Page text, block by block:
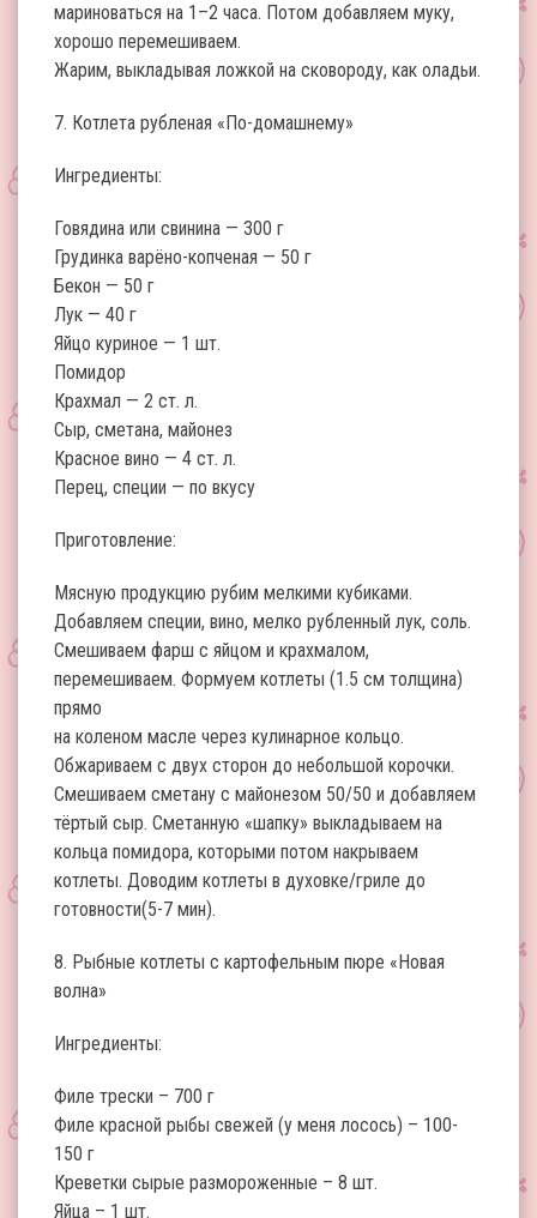
мариноваться на 1–2 часа. Потом добавляем муку,
хорошо перемешиваем.
Жарим, выкладывая ложкой на сковороду, как оладьи.
7. Котлета рубленая «По-домашнему»
Ингредиенты:
Говядина или свинина — 300 г
Грудинка варёно-копченая — 50 г
Бекон — 50 г
Лук — 40 г
Яйцо куриное — 1 шт.
Помидор
Крахмал — 2 ст. л.
Сыр, сметана, майонез
Красное вино — 4 ст. л.
Перец, специи — по вкусу
Приготовление:
Мясную продукцию рубим мелкими кубиками.
Добавляем специи, вино, мелко рубленный лук, соль.
Смешиваем фарш с яйцом и крахмалом,
перемешиваем. Формуем котлеты (1.5 см толщина)
прямо
на коленом масле через кулинарное кольцо.
Обжариваем с двух сторон до небольшой корочки.
Смешиваем сметану с майонезом 50/50 и добавляем
тёртый сыр. Сметанную «шапку» выкладываем на
кольца помидора, которыми потом накрываем
котлеты. Доводим котлеты в духовке/гриле до
готовности(5-7 мин).
8. Рыбные котлеты с картофельным пюре «Новая
волна»
Ингредиенты:
Филе трески – 700 г
Филе красной рыбы свежей (у меня лосось) – 100-
150 г
Креветки сырые размороженные – 8 шт.
Яйца – 1 шт.